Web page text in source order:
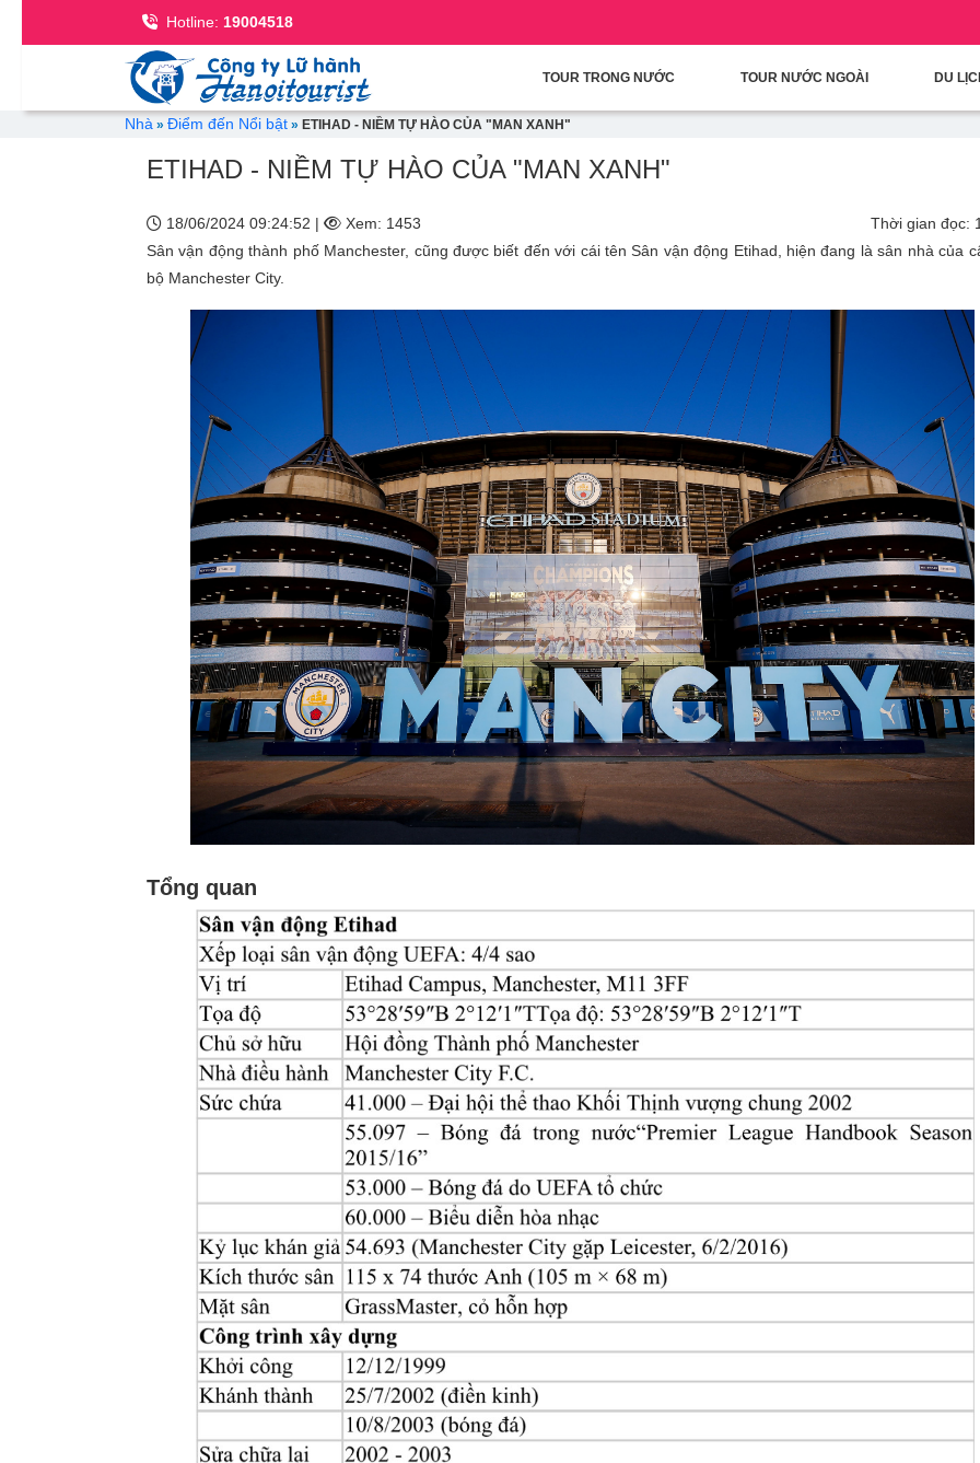
Hotline: 19004518
TOUR TRONG NƯỚC TOUR NƯỚC NGOÀI DU
Breadcrumb
Nhà Điểm đến Nổi bật ETIHAD - NIỀM TỰ HÀO CỦA "MAN XANH"
ETIHAD - NIỀM TỰ HÀO CỦA "MAN XANH"
18/06/2024 09:24:52 | Xem: 1453
Thời gian đọc:
Sân vận động thành phố Manchester, cũng được biết đến với cái tên Sân vận động Etihad, hiện đang là sân nhà của
bộ Manchester City.
Tổng quan